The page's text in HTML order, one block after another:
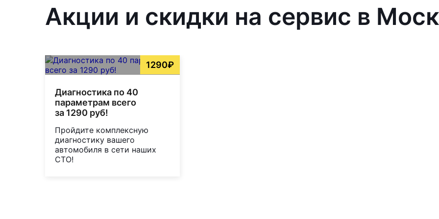
Акции и скидки на сервис в
1290₽
Диагностика по 40
параметрам всего
за 1290 руб!
Пройдите комплексную
диагностику вашего
автомобиля в сети наших
СТО!